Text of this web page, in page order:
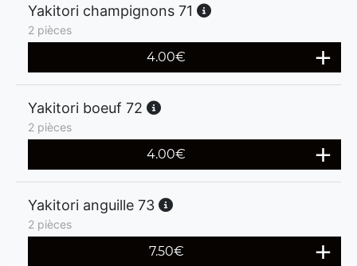
Yakitori champignons 71
2 pièces
4.00€
Yakitori boeuf 72
2 pièces
4.00€
Yakitori anguille 73
2 pièces
7.50€